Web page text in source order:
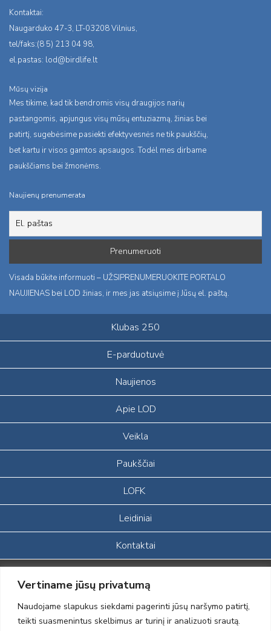
Vertiname jūsų privatumą
Naudojame slapukus siekdami pagerinti jūsų naršymo patirtį,
teikti suasmenintus skelbimus ar turinį ir analizuoti srautą.
Kontaktai:
Naugarduko 47-3, LT-03208 Vilnius,
tel/faks:(8 5) 213 04 98,
el.pastas: lod@birdlife.lt
Mūsų vizija
Mes tikime, kad tik bendromis visų draugijos narių
pastangomis, apjungus visų mūsų entuziazmą, žinias bei
patirtį, sugebėsime pasiekti efektyvesnės ne tik paukščių,
bet kartu ir visos gamtos apsaugos. Todėl mes dirbame
paukščiams bei žmonėms.
Naujienų prenumerata
Visada būkite informuoti – UŽSIPRENUMERUOKITE PORTALO
NAUJIENAS bei LOD žinias, ir mes jas atsiųsime į Jūsų el. paštą.
Klubas 250
E-parduotuvė
Naujienos
Apie LOD
Veikla
Paukščiai
LOFK
Leidiniai
Kontaktai
Portalas sukurtas įgyvendinant Lietuvos Respublikos, Europos
ekonominės erdvės ir Norvegijos finansinių mechanizmų iš dalies
finansuojamą paprojektį
„LOD visuomeninės /gamtosauginės veiklos sustiprinimas ir įvaizdžio
formavimas įtraukiant visuomenę į aplinkosauginių tyrimų veiklą“